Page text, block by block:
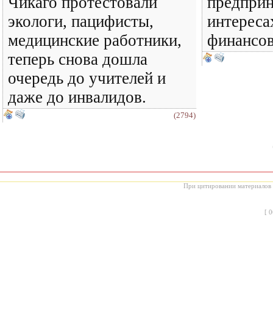
экологи, пацифисты,
медицинские работники,
теперь снова дошла
очередь до учителей и
даже до инвалидов.
(2794)
При цитировании материалов
[